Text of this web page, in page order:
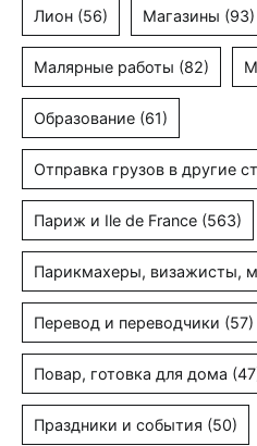
Лион (56) Магазины (93)
Малярные работы (82)
Образование (61)
Отправка грузов в другие
Париж и Ile de France (563)
Парикмахеры, визажисты,
Перевод и переводчики (57)
Повар, готовка для дома
Праздники и события (50)